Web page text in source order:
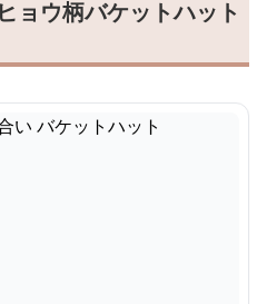
ョウ柄バケットハット